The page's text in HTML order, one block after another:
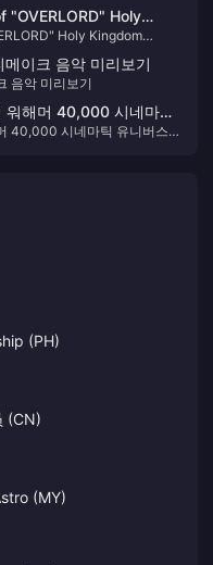
"OVERLORD" Holy
released in 2024
Holy Kingdom
이크 음악 미리보기
음악 미리보기
워해머 40,000 시네마틱
.40,000 시네마틱 유니버스가
(PH)
(CN)
(MY)